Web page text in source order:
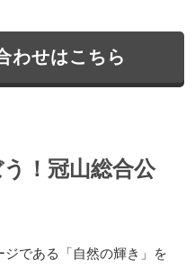
わせはこちら
！冠山総合公
である「自然の輝き」を